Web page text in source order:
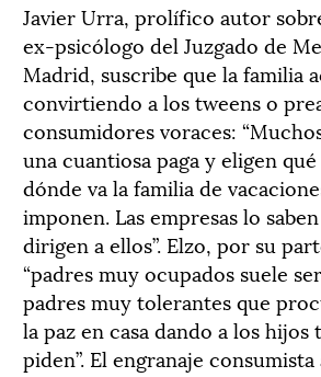
Javier Urra, prolífico autor
ex-psicólogo del Juzgado de
Madrid, suscribe que la familia
convirtiendo a los tweens o
consumidores voraces:
una cuantiosa paga y eligen
dónde va la familia de
imponen. Las empresas lo
dirigen a ellos”. Elzo, por su
“padres muy ocupados suele
padres muy tolerantes que
la paz en casa dando a los hijos
piden”. El engranaje